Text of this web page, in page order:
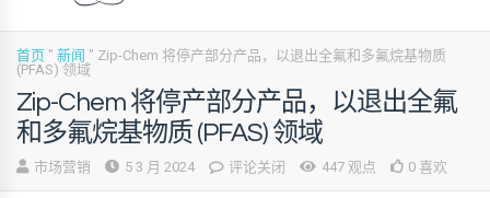
首页 " 新闻 " Zip-Chem 将停产部分产品，以退出全氟和多氟烷基物质
(PFAS) 领域
Zip-Chem 将停产部分产品，以退出全氟
和多氟烷基物质 (PFAS) 领域
市场营销 5 3 月 2024 评论关闭 447 观点 0 喜欢